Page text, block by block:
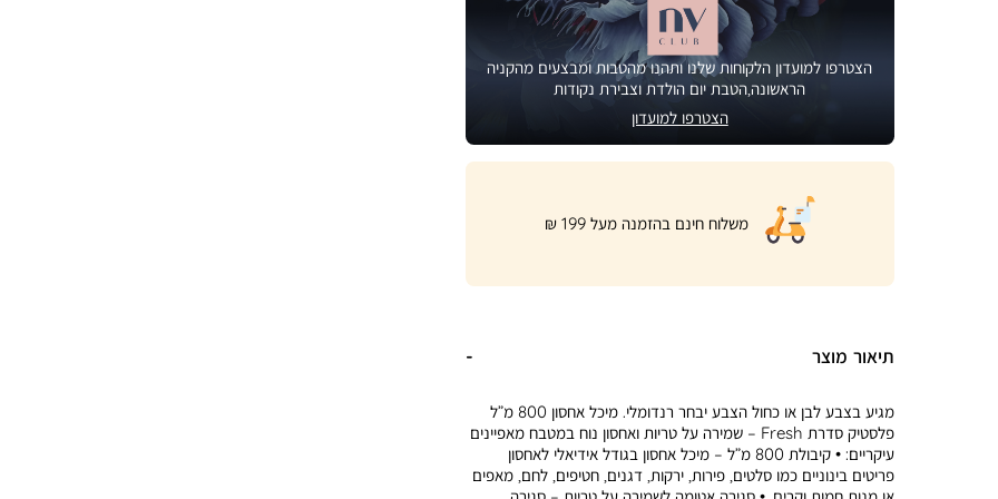
הצטרפו למועדון הלקוחות שלנו ותהנו מהטבות ומבצעים מהקניה
הראשונה,הטבת יום הולדת וצבירת נקודות
הצטרפו למועדון
|
product
page
banner
משלוח חינם בהזמנה מעל 199 ₪
תיאור מוצר
מגיע בצבע לבן או כחול הצבע יבחר רנדומלי. מיכל אחסון 800 מ”ל
פלסטיק סדרת Fresh – שמירה על טריות ואחסון נוח במטבח מאפיינים
עיקריים: • קיבולת 800 מ”ל – מיכל אחסון בגודל אידיאלי לאחסון
פריטים בינוניים כמו סלטים, פירות, ירקות, דגנים, חטיפים, לחם, מאפים